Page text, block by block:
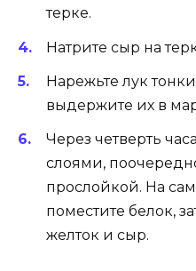
терке.
Натрите сыр на
Нарежьте лук
выдержите их в
Через четверть
слоями,
прослойкой. На
поместите белок,
желток и сыр.